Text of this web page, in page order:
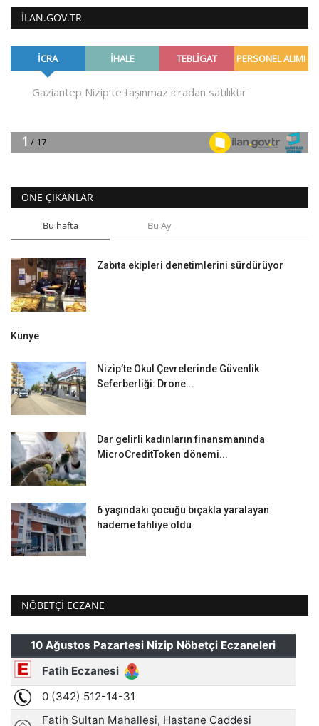
ILAN.GOV.TR
ÖNE ÇIKANLAR
Bu hafta Bu Ay
Zabıta ekipleri denetimlerini sürdürüyor
Künye
Nizip’te Okul Çevrelerinde Güvenlik
Seferberliği: Drone...
Dar gelirli kadınların finansmanında
MicroCreditToken dönemi...
6 yaşındaki çocuğu bıçakla yaralayan
hademe tahliye oldu
NÖBETÇI ECZANE